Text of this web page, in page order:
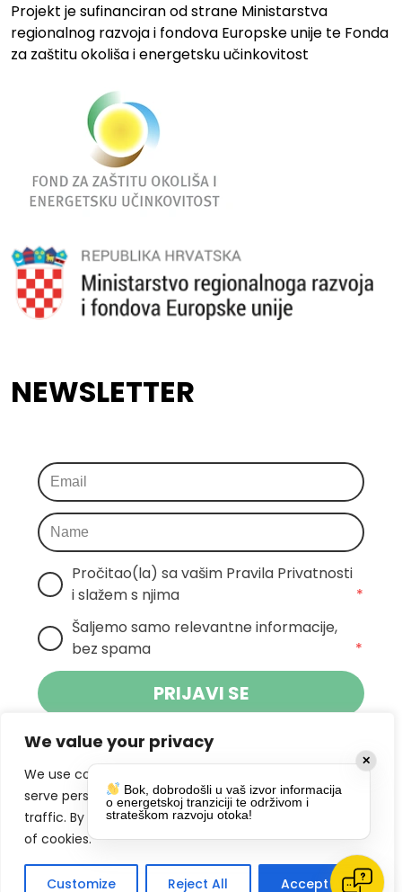
We value your privacy
We use cookies to enhance your browsing experience,
serve personalized ads or content, and analyze our
traffic. By clicking "Accept All", you consent to our use
of cookies.
Customize Reject All Accept All
Projekt je sufinanciran od strane Ministarstva
regionalnog razvoja i fondova Europske unije te Fonda
za zaštitu okoliša i energetsku učinkovitost
NEWSLETTER
Pročitao(la) sa vašim Pravila Privatnosti
i slažem s njima
*
Šaljemo samo relevantne informacije,
bez spama
*
PRIJAVI SE
Klikom na gumb dajete suglasnost za
primanje novosti Pokreta Otoka te se
slažete spolitikom privatnosti.
DRUŠTVENE MREŽE
✕
Bok, dobrodošli u vaš izvor informacija
o energetskoj tranziciji te održivom i
strateškom razvoju otoka!